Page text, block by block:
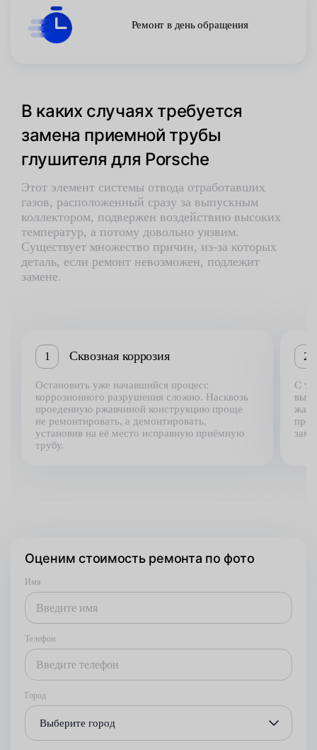
Ремонт в день обращения
В каких случаях требуется
замена приемной трубы
глушителя для Porsche
Этот элемент системы отвода отработавших
газов, расположенный сразу за выпускным
коллектором, подвержен воздействию высоких
температур, а потому довольно уязвим.
Существует множество причин, из-за которых
деталь, если ремонт невозможен, подлежит
замене.
1 Сквозная коррозия
Остановить уже начавшийся процесс
коррозионного разрушения сложно. Насквозь
проеденную ржавчиной конструкцию проще
не ремонтировать, а демонтировать,
установив на её место исправную приёмную
трубу.
2
С
Оценим стоимость ремонта по фото
Имя
Телефон
Город
Выберите город